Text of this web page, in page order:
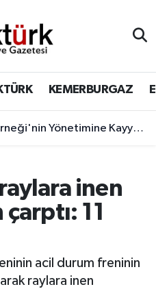
KEMERBURGAZ
Yönetimine Kayyum Atandı
inen
11
acil durum freninin
raylara inen
Haritası
ve Fikstür